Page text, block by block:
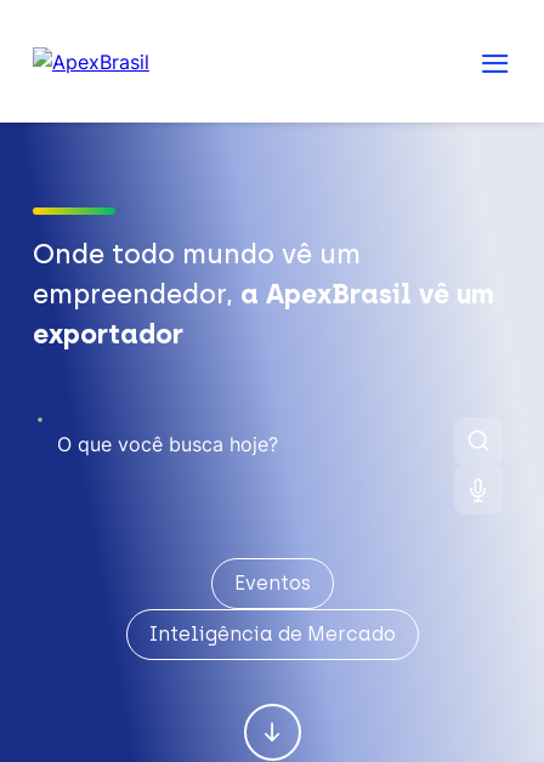
Onde todo mundo vê um
empreendedor, a ApexBrasil vê um
exportador
Eventos
Inteligência de Mercado